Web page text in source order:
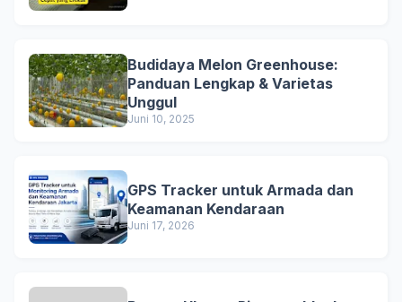
Budidaya Melon Greenhouse:
Panduan Lengkap & Varietas
Unggul
Juni 10, 2025
GPS Tracker untuk Armada dan
Keamanan Kendaraan
Juni 17, 2026